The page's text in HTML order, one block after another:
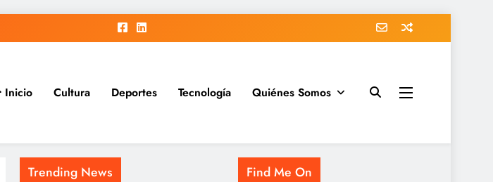
Inicio Cultura Deportes Tecnología Quiénes Somos
Trending News Find Me On